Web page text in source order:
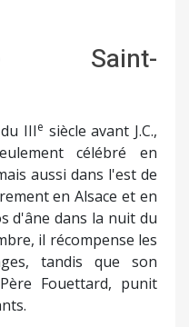
Saint-
IIIe siècle avant J.C.,
célébré en
aussi dans l'est de
en Alsace et en
d'âne dans la nuit du
il récompense les
tandis que son
Fouettard, punit